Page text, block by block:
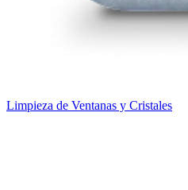
Limpieza de Ventanas y Cristales